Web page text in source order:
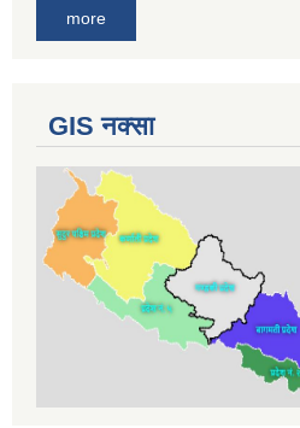
more
GIS नक्सा